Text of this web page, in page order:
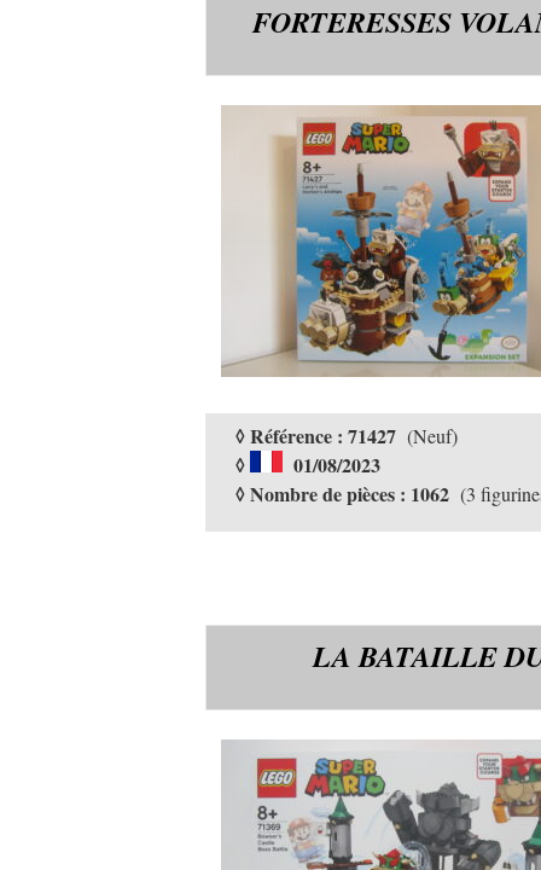
FORTERESSES
◊ Référence : 71427 (Neuf)
◊
01/08/2023
◊ Nombre de pièces : 1062 (3
LA BATAILLE